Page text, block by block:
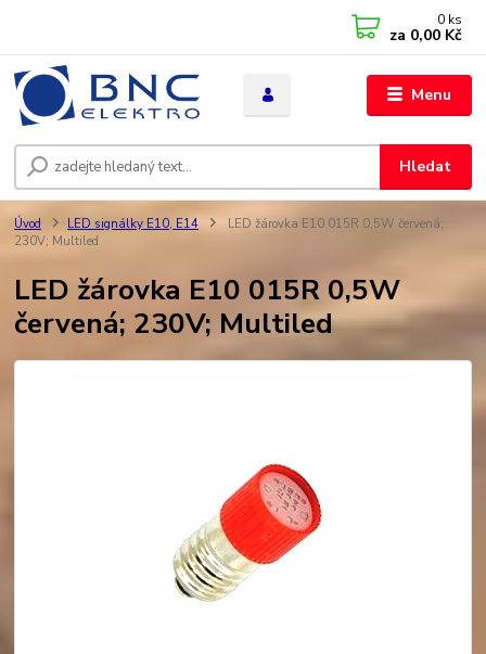
Menu
Hledat
0 ks
za 0,00 Kč
Úvod LED signálky E10, E14
LED žárovka E10 015R 0,5W červená;
230V; Multiled
LED žárovka E10 015R 0,5W
červená; 230V; Multiled